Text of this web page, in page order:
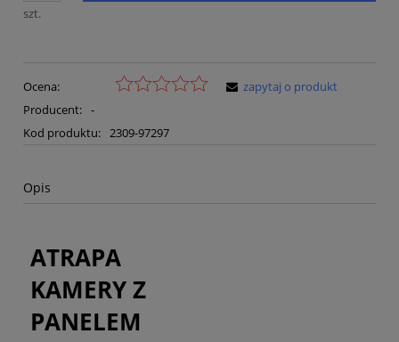
szt.
Ocena:
Producent: -
Kod produktu: 2309-97297
zapytaj o produkt
Opis
ATRAPA
KAMERY Z
PANELEM